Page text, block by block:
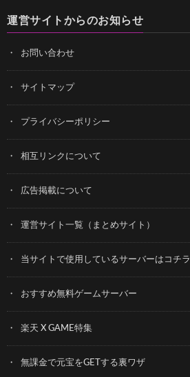
運営サイトからのお知らせ
お問い合わせ
サイトマップ
プライバシーポリシー
相互リンクについて
広告掲載について
運営サイト一覧（まとめサイト）
当サイトで使用しているサーバーはコチラ
おすすめ無料ゲームサーバー
楽天 X GAME特集
無課金で元宝をGETする裏ワザ